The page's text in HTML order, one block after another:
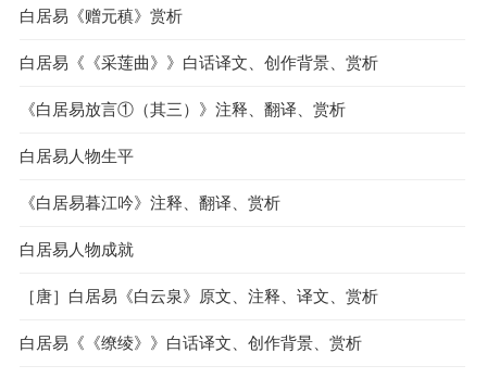
白居易《赠元稹》赏析
白居易《《采莲曲》》白话译文、创作背景、赏析
《白居易放言①（其三）》注释、翻译、赏析
白居易人物生平
《白居易暮江吟》注释、翻译、赏析
白居易人物成就
［唐］白居易《白云泉》原文、注释、译文、赏析
白居易《《缭绫》》白话译文、创作背景、赏析